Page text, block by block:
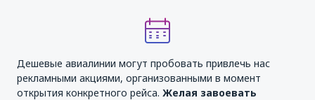
Дешевые авиалинии могут пробовать привлечь нас
рекламными акциями, организованными в момент
открытия конкретного рейса. Желая завоевать